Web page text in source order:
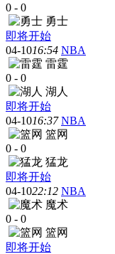
0 - 0
勇士
即将开始
04-1016:54 NBA
雷霆
0 - 0
湖人
即将开始
04-1016:37 NBA
篮网
0 - 0
猛龙
即将开始
04-1022:12 NBA
魔术
0 - 0
篮网
即将开始